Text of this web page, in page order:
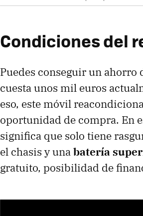
Condiciones del
Puedes conseguir un ahorro
cuesta unos mil euros
eso, este móvil
oportunidad de compra. En
significa que solo tiene
el chasis y unabatería
gratuito, posibilidad de